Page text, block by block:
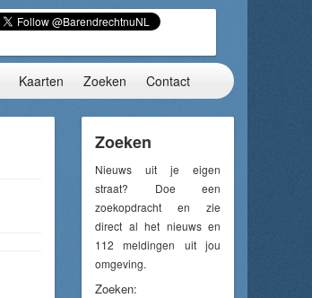
Kaarten Zoeken Contact
Zoeken
Nieuws uit je eigen
straat? Doe een
zoekopdracht en zie
direct al het nieuws en
112 meldingen uit jou
omgeving.
Zoeken: